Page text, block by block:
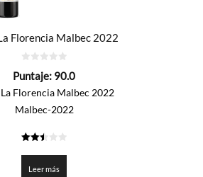
Florencia Malbec 2022
de
Puntaje: 90.0
Florencia Malbec 2022
Malbec-2022
de 5
Leer más